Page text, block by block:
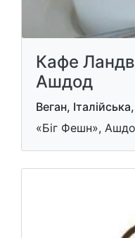
Кафе
Ашдод
Веган,
«Біг Фешн»,